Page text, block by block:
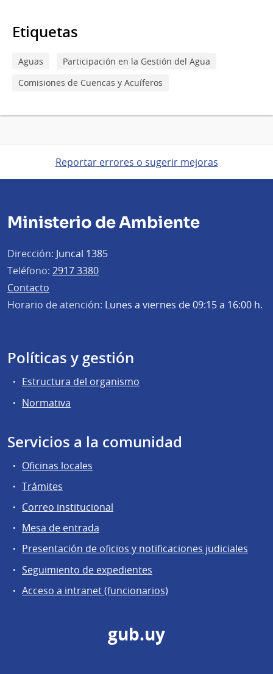
Etiquetas
Aguas
Participación en la Gestión del Agua
Comisiones de Cuencas y Acuíferos
Reportar errores o sugerir mejoras
Ministerio de Ambiente
Dirección: Juncal 1385
Teléfono: 2917 3380
Contacto
Horario de atención: Lunes a viernes de 09:15 a 16:00 h.
Políticas y gestión
Estructura del organismo
Normativa
Servicios a la comunidad
Oficinas locales
Trámites
Correo institucional
Mesa de entrada
Presentación de oficios y notificaciones judiciales
Seguimiento de expedientes
Acceso a intranet (funcionarios)
gub.uy